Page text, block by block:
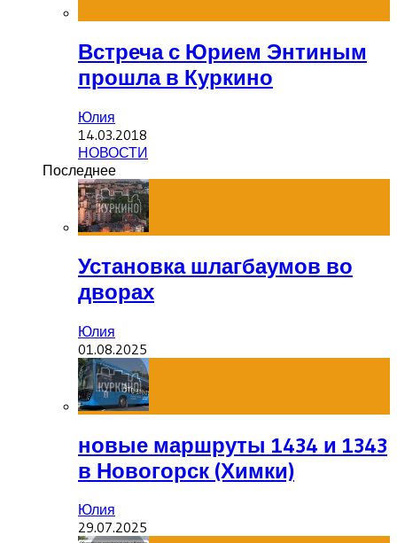
Встреча с Юрием Энтиным
прошла в Куркино
Юлия
14.03.2018
НОВОСТИ
Последнее
Установка шлагбаумов во
дворах
Юлия
01.08.2025
новые маршруты 1434 и 1343
в Новогорск (Химки)
Юлия
29.07.2025